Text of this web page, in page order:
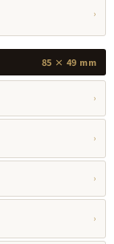
›
85 × 49 mm
›
›
›
›